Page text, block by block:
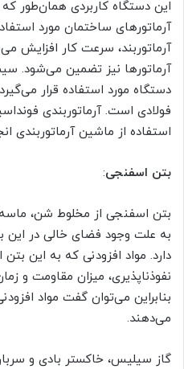
این دستگاه کاربردی همان‌طور که
آرماتورهای ساختمان مورد
آرماتوربند، سرعت کار افزایش
آرماتورها نیز تضمین می‌شود.
دستگاه مورد استفاده قرار
فولادی است. آرماتوربندی
استفاده از ماشین آرماتوربندی
بتن اسفنجی:
بتن اسفنجی از مخلوط شن،
به علت وجود فضای خالی در این
دارد. مواد افزودنی که به این
نفوذناپذیری، میزان مقاومت و
بنابراین می‌توان گفت مواد
می‌دهند.
گاز سیلیس، خاکستر بادی و